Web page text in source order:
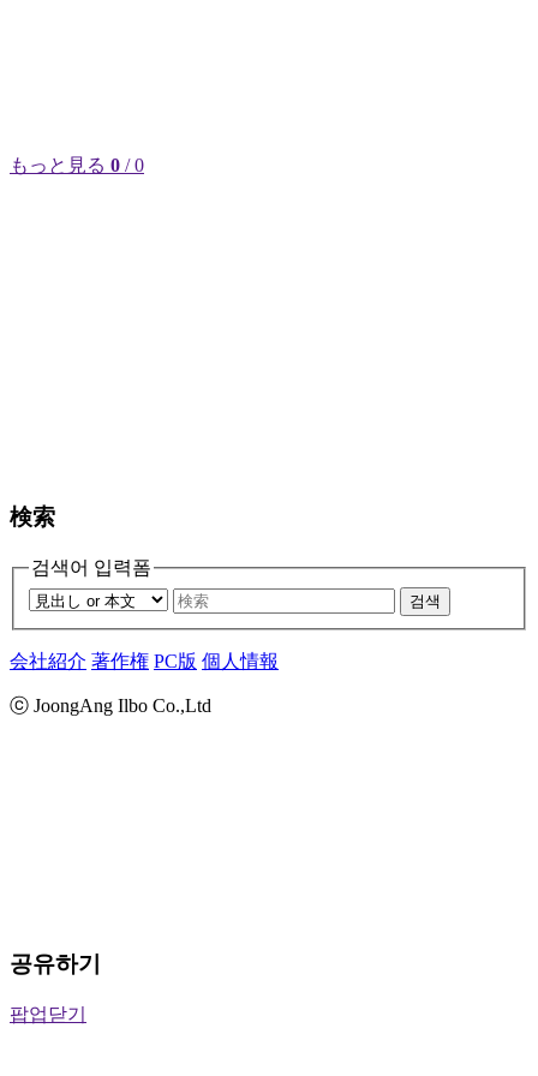
もっと見る 0 / 0
検索
검색어 입력폼
검색
会社紹介 著作権 PC版 個人情報
ⓒ JoongAng Ilbo Co.,Ltd
공유하기
팝업닫기